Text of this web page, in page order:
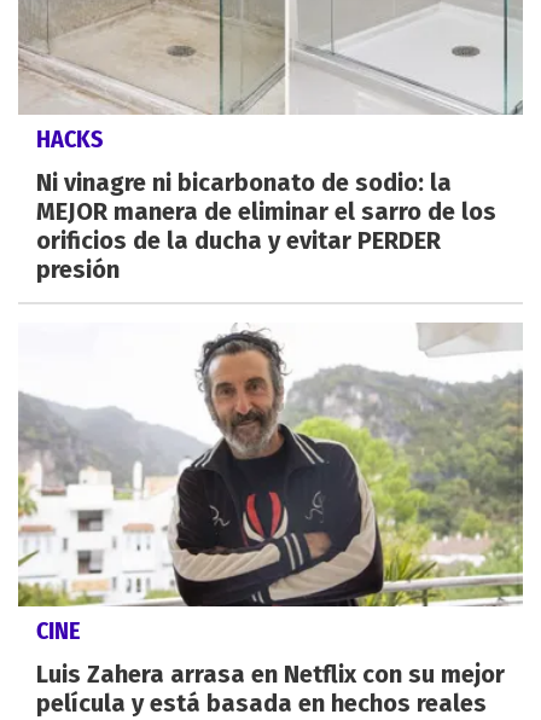
HACKS
Ni vinagre ni bicarbonato de sodio: la
MEJOR manera de eliminar el sarro de los
orificios de la ducha y evitar PERDER
presión
CINE
Luis Zahera arrasa en Netflix con su mejor
película y está basada en hechos reales